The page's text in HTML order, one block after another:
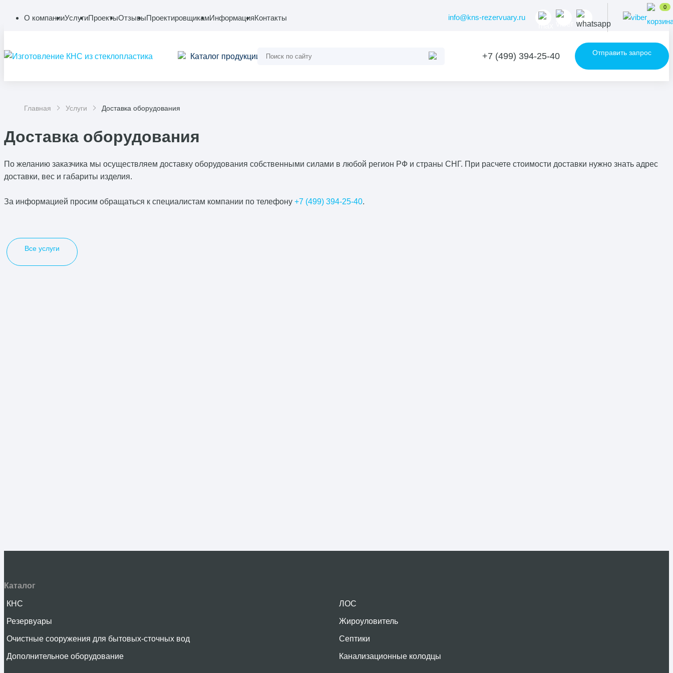
О компанииУслугиПроектыОтзывыПроектировщикамИнформацияКонтакты info@kns-rezervuary.ru
0
Каталог продукции +7 (499) 394-25-40 Отправить запрос
Главная Услуги Доставка оборудования
Доставка оборудования
По желанию заказчика мы осуществляем доставку оборудования собственными силами в любой регион РФ и страны СНГ. При расчете стоимости доставки нужно знать адрес
доставки, вес и габариты изделия.
За информацией просим обращаться к специалистам компании по телефону +7 (499) 394-25-40.
Все услуги
Каталог
КНС ЛОС
Резервуары Жироуловитель
Очистные сооружения для бытовых-сточных вод Септики
Дополнительное оборудование Канализационные колодцы